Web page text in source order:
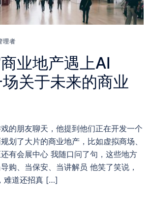
理者
业地产遇上AI
关于未来的商业
的朋友聊天，他提到他们正在开发一个
划了大片的商业地产，比如虚拟商场、
有会展中心 我随口问了句，这些地方
购、当保安、当讲解员 他笑了笑说，
难道还招真 […]